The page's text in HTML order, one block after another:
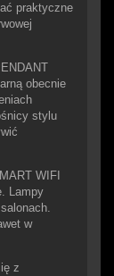
praktyczne
obecnie
stylu
WIFI
Lampy
w
z